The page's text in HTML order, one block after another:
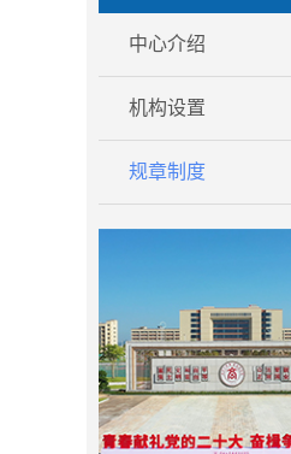
中心介绍
机构设置
规章制度